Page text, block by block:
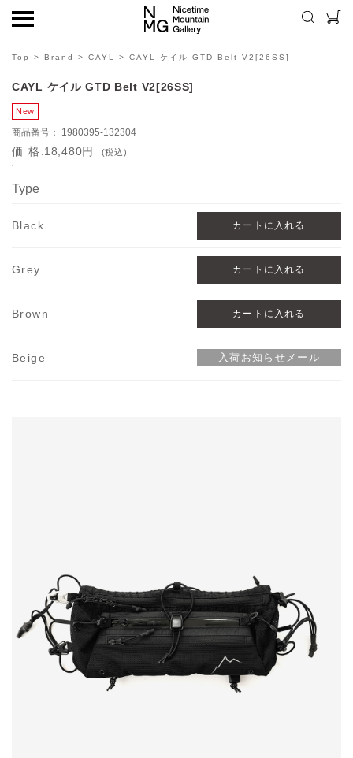
Top > Brand > CAYL > CAYL ケイル GTD Belt V2[26SS]
CAYL ケイル GTD Belt V2[26SS]
1980395-132304
価格18,480円 (税込)
Type
Black
Grey
Brown
Beige